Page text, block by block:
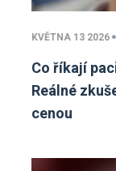
KVĚTNA 13 2026
Co říkají
Reálné
cenou